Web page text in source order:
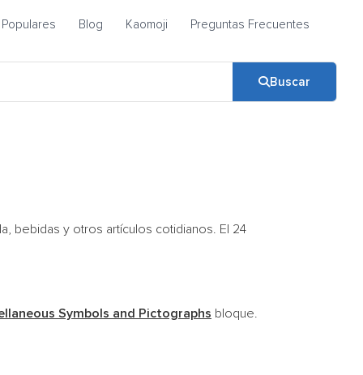
Populares Blog Kaomoji Preguntas Frecuentes
Buscar
bebidas y otros artículos cotidianos. El 24
Symbols and Pictographs bloque.